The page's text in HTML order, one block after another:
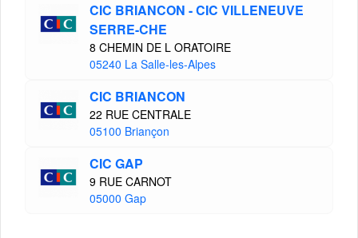
CIC BRIANCON - CIC VILLENEUVE
SERRE-CHE
8 CHEMIN DE L ORATOIRE
05240 La Salle-les-Alpes
CIC BRIANCON
22 RUE CENTRALE
05100 Briançon
CIC GAP
9 RUE CARNOT
05000 Gap